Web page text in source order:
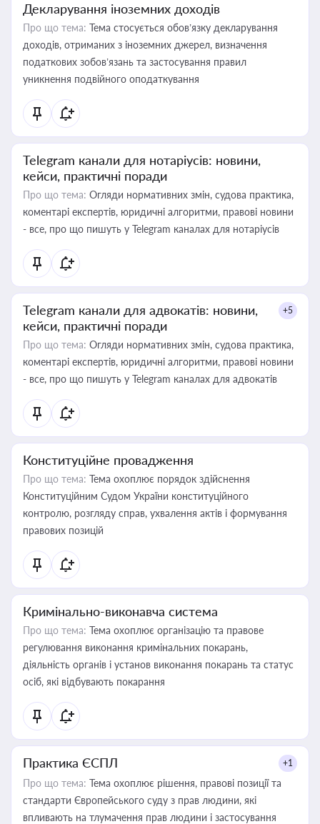
Декларування іноземних доходів
Про що тема: Тема стосується обов’язку декларування
доходів, отриманих з іноземних джерел, визначення
податкових зобов’язань та застосування правил
уникнення подвійного оподаткування
Telegram канали для нотаріусів: новини,
кейси, практичні поради
Про що тема: Огляди нормативних змін, судова практика,
коментарі експертів, юридичні алгоритми, правові новини
- все, про що пишуть у Telegram каналах для нотаріусів
Telegram канали для адвокатів: новини,
кейси, практичні поради
+5
Про що тема: Огляди нормативних змін, судова практика,
коментарі експертів, юридичні алгоритми, правові новини
- все, про що пишуть у Telegram каналах для адвокатів
Конституційне провадження
Про що тема: Тема охоплює порядок здійснення
Конституційним Судом України конституційного
контролю, розгляду справ, ухвалення актів і формування
правових позицій
Кримінально-виконавча система
Про що тема: Тема охоплює організацію та правове
регулювання виконання кримінальних покарань,
діяльність органів і установ виконання покарань та статус
осіб, які відбувають покарання
Практика ЄСПЛ +1
Про що тема: Тема охоплює рішення, правові позиції та
стандарти Європейського суду з прав людини, які
впливають на тлумачення прав людини і застосування